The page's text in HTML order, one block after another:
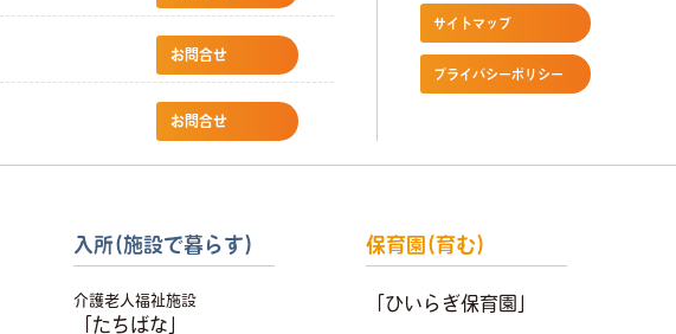
お問合せ
お問合せ
サイトマップ
プライバシーポリシー
入所(施設で暮らす)
介護老人福祉施設
「たちばな」
保育園(育む)
「ひいらぎ保育園」